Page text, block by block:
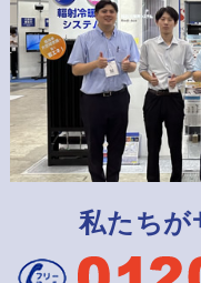
私たちが